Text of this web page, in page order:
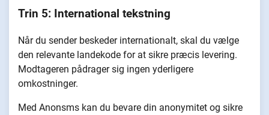
Trin 5: International tekstning
Når du sender beskeder internationalt, skal du vælge
den relevante landekode for at sikre præcis levering.
Modtageren pådrager sig ingen yderligere
omkostninger.
Med Anonsms kan du bevare din anonymitet og sikre